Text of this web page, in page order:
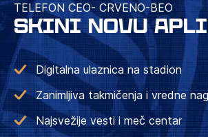
TELEFON CEO- CRVENO-BEO
SKINI NOVU
Digitalna ulaznica na stadion
Zanimljiva takmičenja i vredne
Najsvežije vesti i meč centar